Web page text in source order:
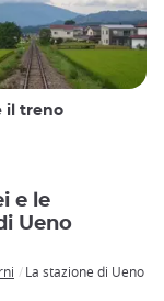
il treno
e le
Ueno
La stazione di Ueno